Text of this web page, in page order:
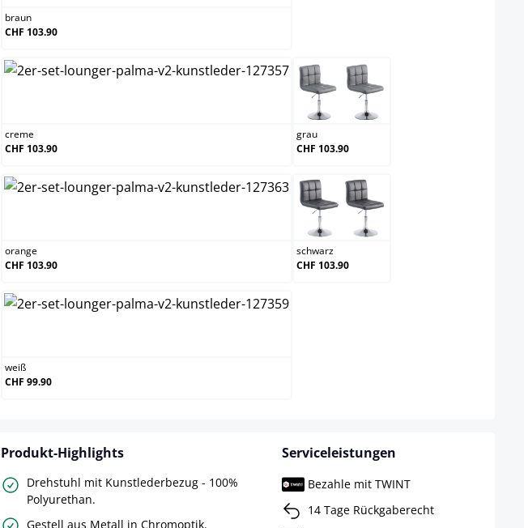
braun
CHF 103.90
creme
CHF 103.90
grau
grau
CHF 103.90
orange
CHF 103.90
schwarz
schwarz
CHF 103.90
weiß
CHF 99.90
Produkt-Highlights
Drehstuhl mit Kunstlederbezug - 100%
Polyurethan.
Gestell aus Metall in Chromoptik.
Serviceleistungen
Bezahle mit TWINT
14 Tage Rückgaberecht